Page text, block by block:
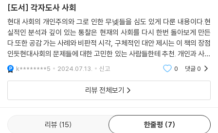
음을 맞이하느냐가 아니라, ‘언제까지’ 살다 죽게 할 것인지 합의를 만들고
있는 건 아닌지 생애말기와 안락사 논쟁의 장까지 이끈다.
죽음의 문제를 정치적으로 전환하는 상상력
그럼 무엇을 어떻게 해야 할까? 저자는 지금 한국 사회의 현실에서 죽음은
의료만의 문제라기보다는 정치의 문제에 가깝다고 진단한다. 죽음은 개인
적인 일인 동시에 내가 사는 일상, 사회와 분리해서 생각할 수 없는 문제며,
환자, 보호자, 의료진의 이야기로 국한할 문제도 아니다. 존엄한 죽음을 위
있는 시스템과 사회의 지속적인 관심이 필요하다고 저자는 말한다.
[도서] 각자도사 사회
현대 사회의 개인주의와 그로 인한 무넺들을 심도 있게 다룬 내용이다.현
실적인 분석과 깊이 있는 통찰은 현재의 사회를 다시 한번 돌아보게 만든
다.또한 공감 가는 사례와 비판적 시각, 구체적인 대안 제시는 이 책의 장점
인듯현대사회의 문제들에 대한 고민한 있는 사람들한테 추천. 개인과 사회
의 관계에 대해 새로운 시각을 제공하며, 깊은 성찰을 안겨준다.
k********5 2024.07.13. 신고 0 댓글0
리뷰 전체보기
리뷰 15 한줄평 7